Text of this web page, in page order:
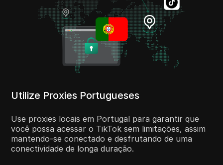
Utilize Proxies Portugueses
Use proxies locais em Portugal para garantir que
você possa acessar o TikTok sem limitações, assim
mantendo-se conectado e desfrutando de uma
conectividade de longa duração.